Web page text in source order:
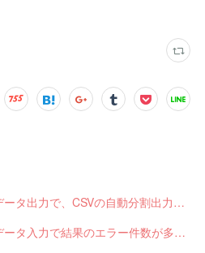
【サブスクペンギン】請求データ出力で、CSVの自動分割出力と出力ステータスの確認ができるようになりました。
【サブスクペンギン】請求データ入力で結果のエラー件数が多い場合に応答不能になるバグを修正しました。